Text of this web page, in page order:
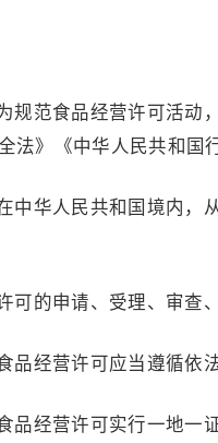
食品经营许可活动，
法》《中华人民共和国
人民共和国境内，从
的申请、受理、审查、
营许可应当遵循依法
营许可实行一地一证